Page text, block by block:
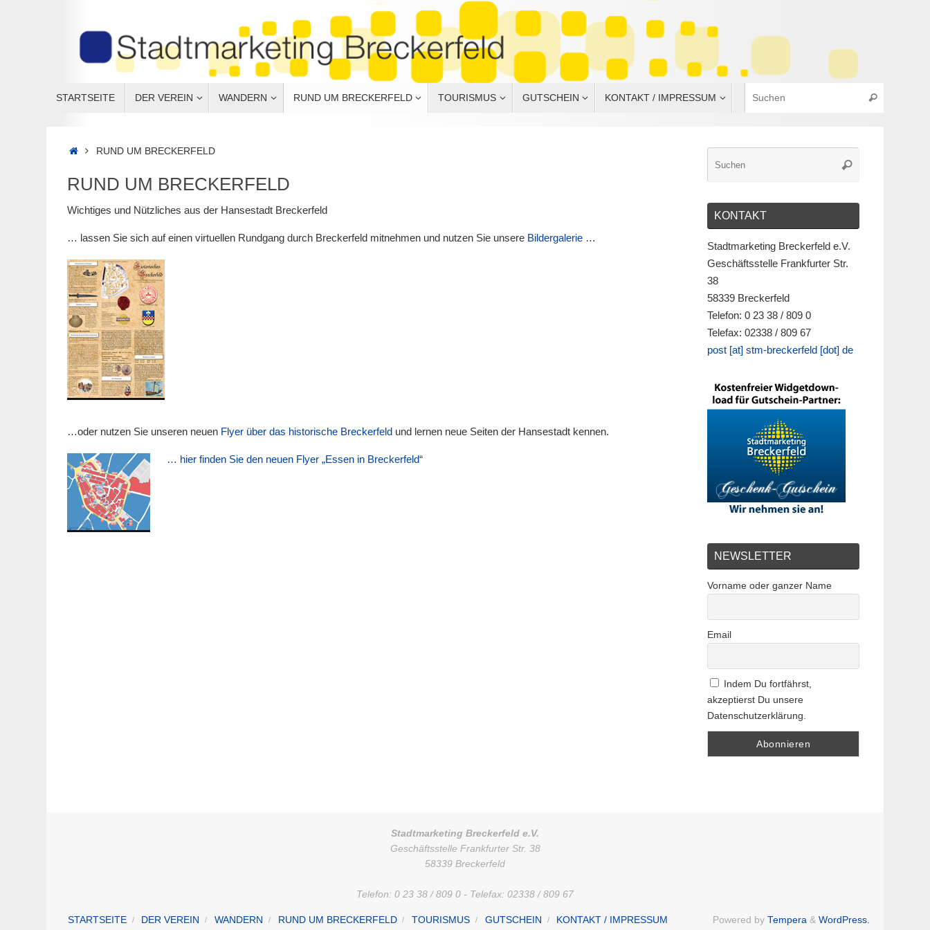
STARTSEITE DER VEREIN WANDERN RUND UM BRECKERFELD TOURISMUS GUTSCHEIN KONTAKT / IMPRESSUM
RUND UM BRECKERFELD
RUND UM BRECKERFELD
Wichtiges und Nützliches aus der Hansestadt Breckerfeld
… lassen Sie sich auf einen virtuellen Rundgang durch Breckerfeld mitnehmen und nutzen Sie unsere Bildergalerie …
…oder nutzen Sie unseren neuen Flyer über das historische Breckerfeld und lernen neue Seiten der Hansestadt kennen.
… hier finden Sie den neuen Flyer „Essen in Breckerfeld“
KONTAKT
Stadtmarketing Breckerfeld e.V.
Geschäftsstelle Frankfurter Str.
38
58339 Breckerfeld
Telefon: 0 23 38 / 809 0
Telefax: 02338 / 809 67
post [at] stm-breckerfeld [dot] de
NEWSLETTER
Vorname oder ganzer Name
Email
Indem Du fortfährst,
akzeptierst Du unsere
Datenschutzerklärung.
Stadtmarketing Breckerfeld e.V.
Geschäftsstelle Frankfurter Str. 38
58339 Breckerfeld
Telefon: 0 23 38 / 809 0 - Telefax: 02338 / 809 67
STARTSEITE DER VEREIN WANDERN RUND UM BRECKERFELD TOURISMUS GUTSCHEIN KONTAKT / IMPRESSUM Powered by Tempera & WordPress.